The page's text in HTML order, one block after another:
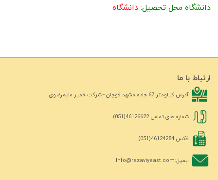
دانشگاه محل تحصیل:دانشگاه
ارتباط با ما
آدرس:کیلومتر 67 جاده مشهد قوچان - شرکت خمیر مایه رضوی
شماره های تماس:46126622(051)
فکس:46124284(051)
ایمیل:Info@razaviyeast.com